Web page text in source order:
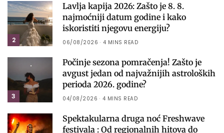
2
Lavlja kapija 2026: Zašto je 8. 8.
najmoćniji datum godine i kako
iskoristiti njegovu energiju?
06/08/2026 4 MINS READ
3
Počinje sezona pomračenja! Zašto je
avgust jedan od najvažnijih astroloških
perioda 2026. godine?
04/08/2026 4 MINS READ
Spektakularna druga noć Freshwave
festivala : Od regionalnih hitova do